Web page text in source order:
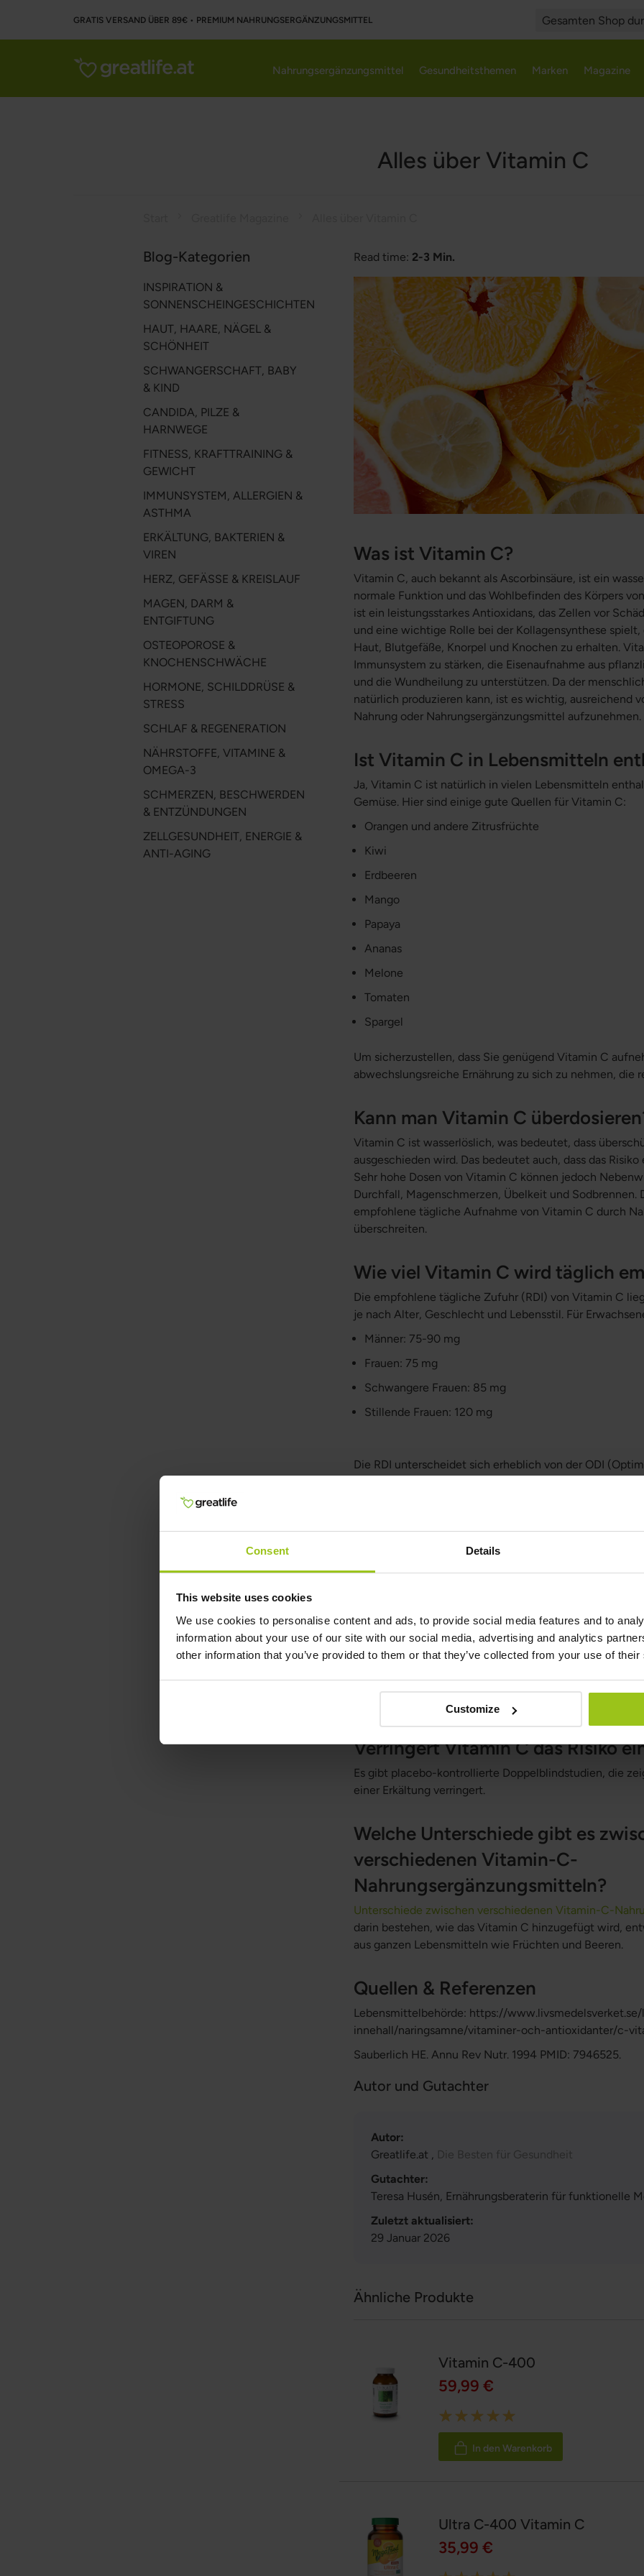
Consent Details
This website uses cookies
We use cookies to personalise content and ads, to provide social media features and to
information about your use of our site with our social media, advertising and analytics
other information that you’ve provided to them or that they’ve collected from your use of
Customize
GRATIS VERSAND ÜBER 89€ • PREMIUM NAHRUNGSERGÄNZUNGSMITTEL
Nahrungsergänzungsmittel Gesundheitsthemen Marken Magazine
Alles über Vitamin C
Read time: 2-3 Min.
Was ist Vitamin C?
Vitamin C, auch bekannt als Ascorbinsäure, ist ein
normale Funktion und das Wohlbefinden des Körpers
ist ein leistungsstarkes Antioxidans, das Zellen vor
und eine wichtige Rolle bei der Kollagensynthese
Haut, Blutgefäße, Knorpel und Knochen zu erhalten.
Immunsystem zu stärken, die Eisenaufnahme aus
und die Wundheilung zu unterstützen. Da der
natürlich produzieren kann, ist es wichtig, ausreichend
Nahrung oder Nahrungsergänzungsmittel aufzunehmen.
Ist Vitamin C in Lebensmitteln
Ja, Vitamin C ist natürlich in vielen Lebensmitteln
Gemüse. Hier sind einige gute Quellen für Vitamin C:
Orangen und andere Zitrusfrüchte
Kiwi
Erdbeeren
Mango
Papaya
Ananas
Melone
Tomaten
Spargel
Um sicherzustellen, dass Sie genügend Vitamin C
abwechslungsreiche Ernährung zu sich zu nehmen, die
Kann man Vitamin C
Vitamin C ist wasserlöslich, was bedeutet, dass
ausgeschieden wird. Das bedeutet auch, dass das
Sehr hohe Dosen von Vitamin C können jedoch
Durchfall, Magenschmerzen, Übelkeit und Sodbrennen.
empfohlene tägliche Aufnahme von Vitamin C durch
überschreiten.
Wie viel Vitamin C wird täglich
Die empfohlene tägliche Zufuhr (RDI) von Vitamin C
je nach Alter, Geschlecht und Lebensstil. Für
Männer: 75-90 mg
Frauen: 75 mg
Schwangere Frauen: 85 mg
Stillende Frauen: 120 mg
Die RDI unterscheidet sich erheblich von der ODI
Haben Sie einen Vitamin-C-
Ein Mangel an Vitamin C ist in Deutschland sehr
Vitamin C haben, kann dies Symptome wie Schwäche,
Warum wird Vitamin C auch
lateinischen „a scorbutus“ stammt, was „ohne
nur Ascorbinsäure; es hat noch viele andere Funktionen
Verringert Vitamin C das Risiko
Es gibt placebo-kontrollierte Doppelblindstudien, die
einer Erkältung verringert.
Welche Unterschiede gibt es
verschiedenen Vitamin-C-
Nahrungsergänzungsmitteln?
Unterschiede zwischen verschiedenen Vitamin-C-
darin bestehen, wie das Vitamin C hinzugefügt wird,
aus ganzen Lebensmitteln wie Früchten und Beeren.
Quellen & Referenzen
Lebensmittelbehörde: https://
innehall/naringsamne/vitaminer-och-antioxidanter/c-
Sauberlich HE. Annu Rev Nutr. 1994 PMID: 7946525.
Autor und Gutachter
Autor:
Greatlife.at , Die Besten für Gesundheit
Gutachter:
Teresa Husén, Ernährungsberaterin für funktionelle
Zuletzt aktualisiert:
29 Januar 2026
Ähnliche Produkte
Vitamin C-400
59,99 €
Rating:
100%
In den Warenkorb
Ultra C-400 Vitamin C
35,99 €
Blog-Kategorien
INSPIRATION &
SONNENSCHEINGESCHICHTEN
HAUT, HAARE, NÄGEL &
SCHÖNHEIT
SCHWANGERSCHAFT, BABY
& KIND
CANDIDA, PILZE &
HARNWEGE
FITNESS, KRAFTTRAINING &
GEWICHT
IMMUNSYSTEM, ALLERGIEN &
ASTHMA
ERKÄLTUNG, BAKTERIEN &
VIREN
HERZ, GEFÄSSE & KREISLAUF
MAGEN, DARM &
ENTGIFTUNG
OSTEOPOROSE &
KNOCHENSCHWÄCHE
HORMONE, SCHILDDRÜSE &
STRESS
SCHLAF & REGENERATION
NÄHRSTOFFE, VITAMINE &
OMEGA-3
SCHMERZEN, BESCHWERDEN
& ENTZÜNDUNGEN
ZELLGESUNDHEIT, ENERGIE &
ANTI-AGING